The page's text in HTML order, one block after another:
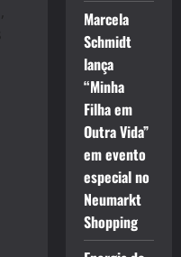
Marcela
Schmidt
lança
“Minha
Filha em
Outra Vida”
em evento
especial no
Neumarkt
Shopping